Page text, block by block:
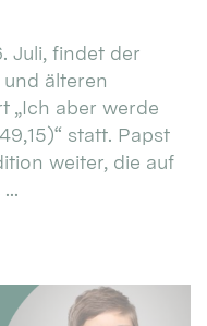
Juli, findet der
älteren
„Ich aber werde
statt. Papst
weiter, die auf